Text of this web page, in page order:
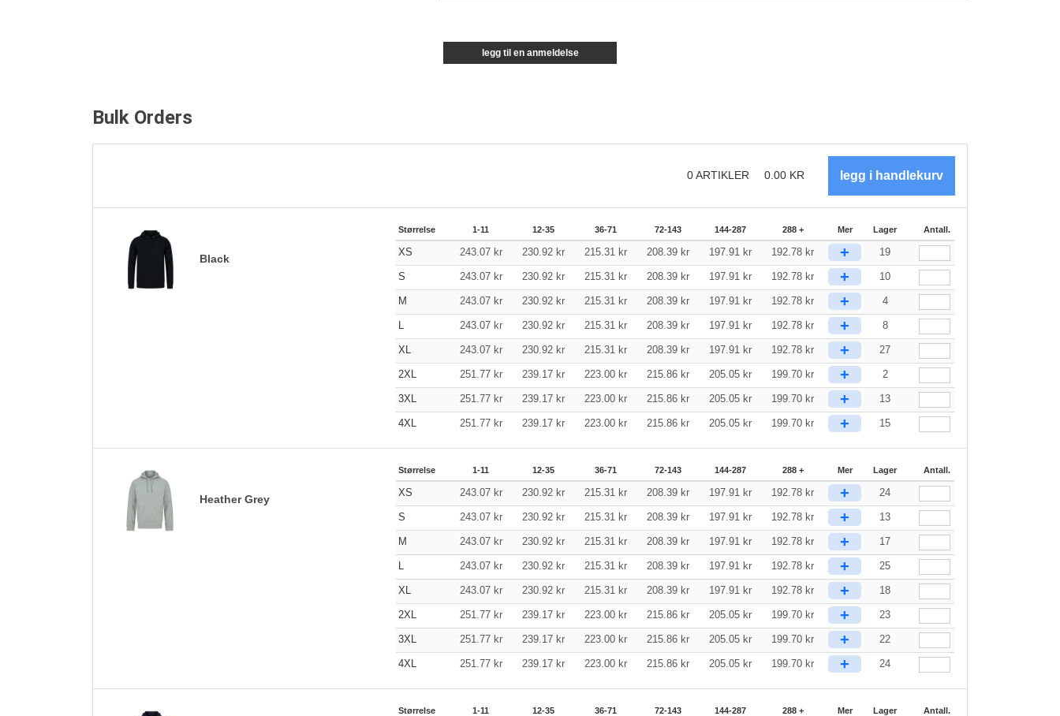
legg til en anmeldelse
Bulk Orders
0ARTIKLER 0.00 KR
Black
Størrelse 1-11 12-35 36-71 72-143 144-287 288 + Mer Lager Antall.
XS 243.07 kr 230.92 kr 215.31 kr 208.39 kr 197.91 kr 192.78 kr + 19
S 243.07 kr 230.92 kr 215.31 kr 208.39 kr 197.91 kr 192.78 kr + 10
M 243.07 kr 230.92 kr 215.31 kr 208.39 kr 197.91 kr 192.78 kr + 4
243.07 kr 230.92 kr 215.31 kr 208.39 kr 197.91 kr 192.78 kr + 8
XL 243.07 kr 230.92 kr 215.31 kr 208.39 kr 197.91 kr 192.78 kr + 27
2XL 251.77 kr 239.17 kr 223.00 kr 215.86 kr 205.05 kr 199.70 kr + 2
3XL 251.77 kr 239.17 kr 223.00 kr 215.86 kr 205.05 kr 199.70 kr + 13
4XL 251.77 kr 239.17 kr 223.00 kr 215.86 kr 205.05 kr 199.70 kr + 15
Heather Grey
Størrelse 1-11 12-35 36-71 72-143 144-287 288 + Mer Lager Antall.
XS 243.07 kr 230.92 kr 215.31 kr 208.39 kr 197.91 kr 192.78 kr + 24
S 243.07 kr 230.92 kr 215.31 kr 208.39 kr 197.91 kr 192.78 kr + 13
M 243.07 kr 230.92 kr 215.31 kr 208.39 kr 197.91 kr 192.78 kr + 17
243.07 kr 230.92 kr 215.31 kr 208.39 kr 197.91 kr 192.78 kr + 25
XL 243.07 kr 230.92 kr 215.31 kr 208.39 kr 197.91 kr 192.78 kr + 18
2XL 251.77 kr 239.17 kr 223.00 kr 215.86 kr 205.05 kr 199.70 kr + 23
3XL 251.77 kr 239.17 kr 223.00 kr 215.86 kr 205.05 kr 199.70 kr + 22
4XL 251.77 kr 239.17 kr 223.00 kr 215.86 kr 205.05 kr 199.70 kr + 24
Størrelse 1-11 12-35 36-71 72-143 144-287 288 + Mer Lager Antall.